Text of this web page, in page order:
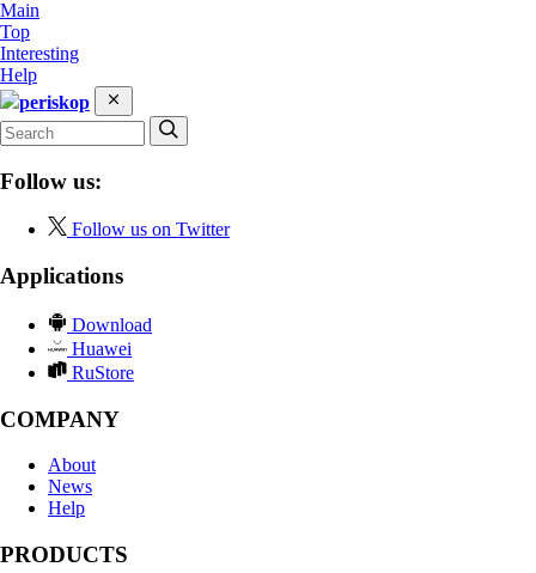
Main
Top
Interesting
Help
periskop
Follow us:
Follow us on Twitter
Applications
Download
Huawei
RuStore
COMPANY
About
News
Help
PRODUCTS